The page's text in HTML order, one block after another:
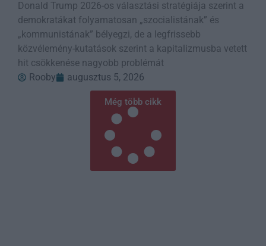
Donald Trump 2026-os választási stratégiája szerint a
demokratákat folyamatosan „szocialistának” és
„kommunistának” bélyegzi, de a legfrissebb
közvélemény-kutatások szerint a kapitalizmusba vetett
hit csökkenése nagyobb problémát
Rooby
augusztus 5, 2026
Még több cikk